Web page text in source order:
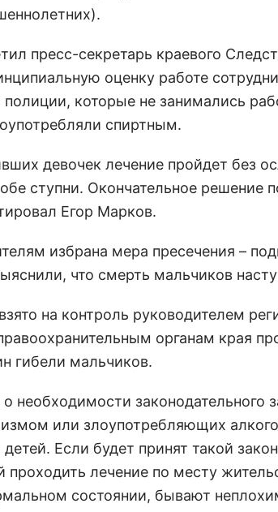
пресс-секретарь краевого
оценку работе
которые не занимались
спиртным.
девочек лечение пройдет без
ступни. Окончательное решение
Егор Марков.
избрана мера пресечения –
что смерть мальчиков
на контроль руководителем
органам края
гибели мальчиков.
необходимости законодательного
или злоупотребляющих
Если будет принят такой
проходить лечение по месту
состоянии, бывают